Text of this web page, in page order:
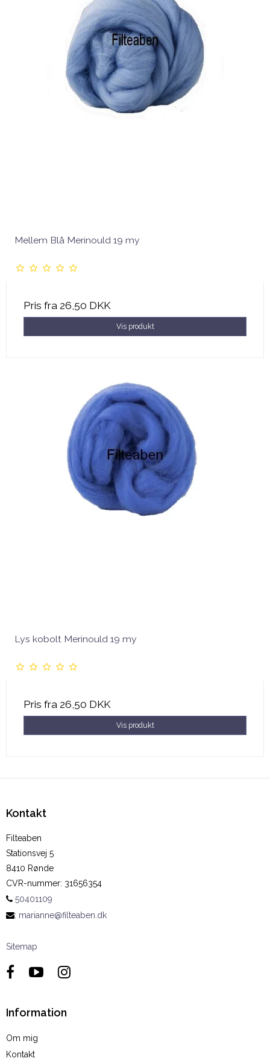
Mellem Blå Merinould 19 my
Pris fra 26,50 DKK
Vis produkt
Lys kobolt Merinould 19 my
Pris fra 26,50 DKK
Vis produkt
Kontakt
Filteaben
Stationsvej 5
8410 Rønde
CVR-nummer: 31656354
50401109
: marianne@filteaben.dk
Sitemap
Information
Om mig
Kontakt